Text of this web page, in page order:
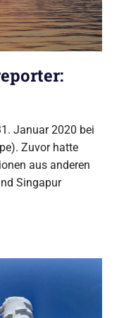
Januar 2020 bei
Zuvor hatte
aus anderen
Singapur